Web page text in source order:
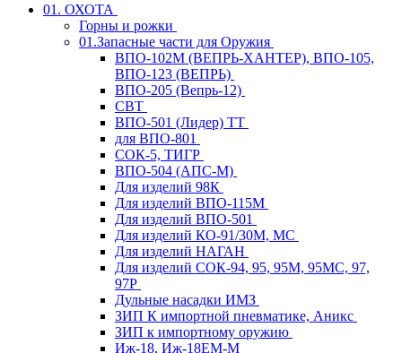
01. ОХОТА
Горны и рожки
01.Запасные части для Оружия
ВПО-102М (ВЕПРЬ-ХАНТЕР), ВПО-105,
ВПО-123 (ВЕПРЬ)
ВПО-205 (Вепрь-12)
СВТ
ВПО-501 (Лидер) ТТ
для ВПО-801
СОК-5, ТИГР
ВПО-504 (АПС-М)
Для изделий 98К
Для изделий ВПО-115М
Для изделий ВПО-501
Для изделий КО-91/30М, МС
Для изделий НАГАН
Для изделий СОК-94, 95, 95М, 95МС, 97,
97Р
Дульные насадки ИМЗ
ЗИП К импортной пневматике, Аникс
ЗИП к импортному оружию
Иж-18, Иж-18ЕМ-М